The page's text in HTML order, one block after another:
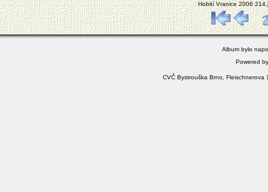
Hobití Vranice 2006
Album bylo
Powered
CVČ Bystrouška Brno,